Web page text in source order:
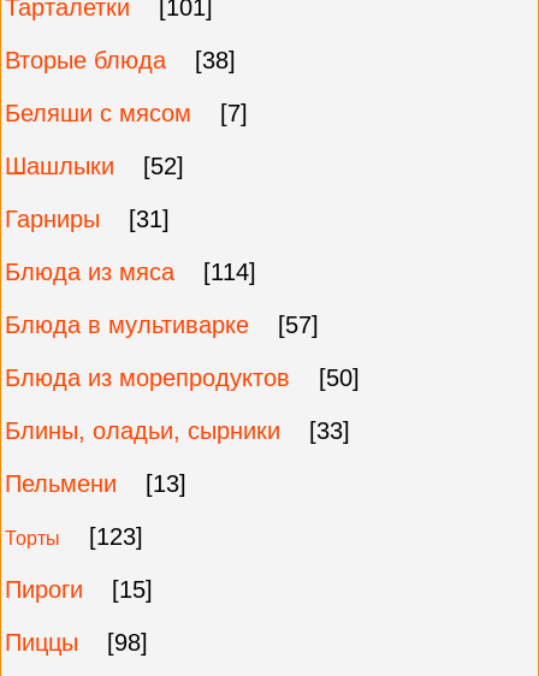
Тарталетки
[101]
Вторые блюда
[38]
Беляши с мясом
[7]
Шашлыки
[52]
Гарниры
[31]
Блюда из мяса
[114]
Блюда в мультиварке
[57]
Блюда из морепродуктов
[50]
Блины, оладьи, сырники
[33]
Пельмени
[13]
Торты
[123]
Пироги
[15]
Пиццы
[98]